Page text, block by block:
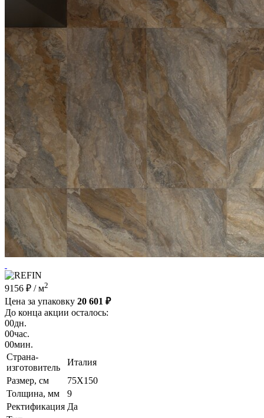
9156 ₽ / м2
Цена за упаковку 20 601 ₽
До конца акции осталось:
00дн.
00час.
00мин.
Страна-
изготовитель
Италия
Размер, см
75X150
Толщина, мм
9
Ректификация Да